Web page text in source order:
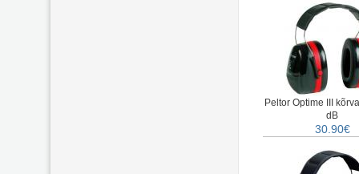
Peltor Optime III
dB
30.90€